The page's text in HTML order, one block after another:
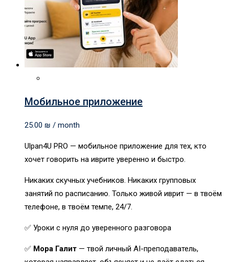
Мобильное приложение
25.00 ₪ / month
Ulpan4U PRO — мобильное приложение для тех, кто
хочет говорить на иврите уверенно и быстро.
Никаких скучных учебников. Никаких групповых
занятий по расписанию. Только живой иврит — в твоём
телефоне, в твоём темпе, 24/7.
✅ Уроки с нуля до уверенного разговора
✅ Мора Галит — твой личный AI-преподаватель,